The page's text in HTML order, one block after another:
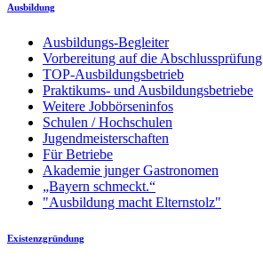
Ausbildung
Ausbildungs-Begleiter
Vorbereitung auf die Abschlussprüfung
TOP-Ausbildungsbetrieb
Praktikums- und Ausbildungsbetriebe
Weitere Jobbörseninfos
Schulen / Hochschulen
Jugendmeisterschaften
Für Betriebe
Akademie junger Gastronomen
„Bayern schmeckt.“
"Ausbildung macht Elternstolz"
Existenzgründung